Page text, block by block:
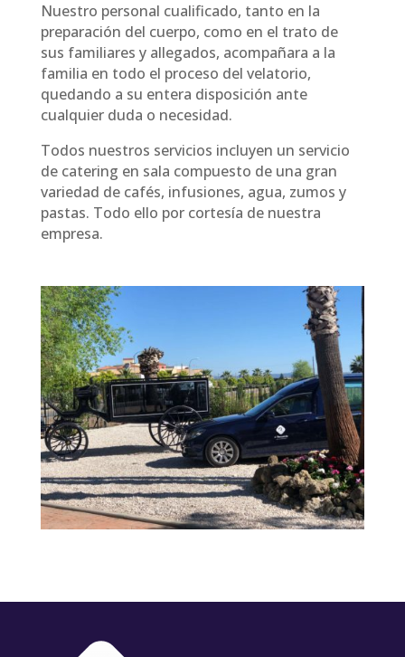
Nuestro personal cualificado, tanto en la
preparación del cuerpo, como en el trato de
sus familiares y allegados, acompañara a la
familia en todo el proceso del velatorio,
quedando a su entera disposición ante
cualquier duda o necesidad.
Todos nuestros servicios incluyen un servicio
de catering en sala compuesto de una gran
variedad de cafés, infusiones, agua, zumos y
pastas. Todo ello por cortesía de nuestra
empresa.